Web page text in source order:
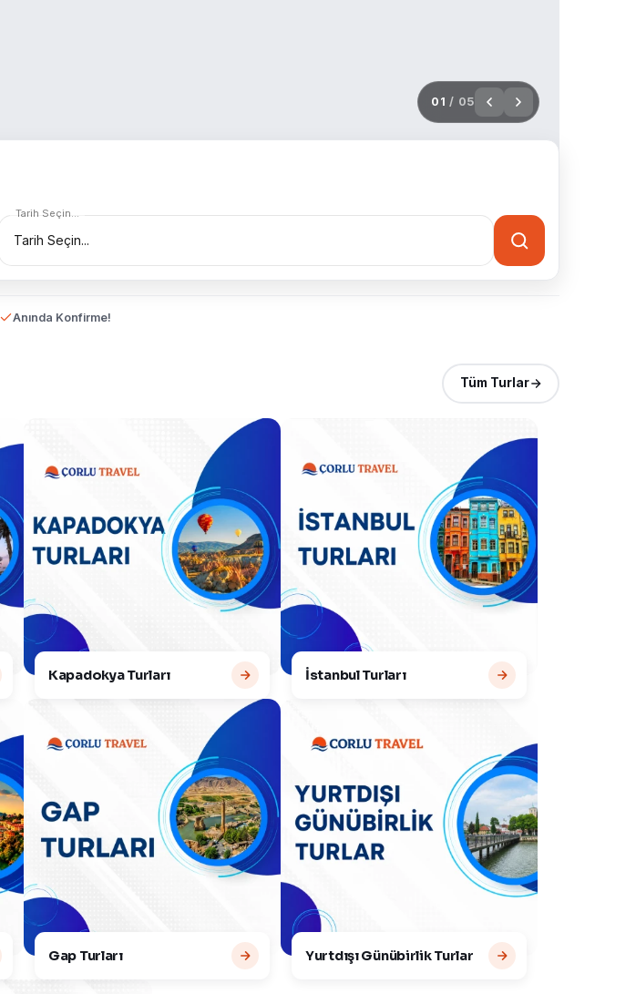
02 / 05
Tarih Seçin...
Anında Konfirme!
Tüm Turlar
Kapadokya Turları İstanbul Turları
Gap Turları Yurtdışı Günübirlik Turlar